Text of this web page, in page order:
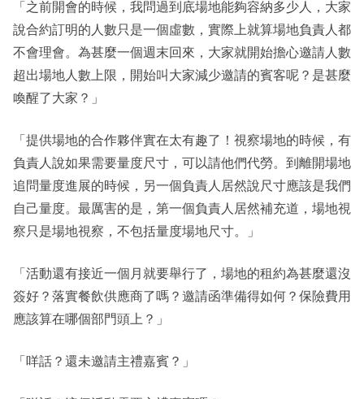
「之前開會的時候，我問過到底場地能夠容納多少人，大家
說合約訂明的人數只是一個虛數，實際上就算場地負責人都
不會理會。為甚麼一個週末回來，大家就開始擔心邀請人數
超出場地人數上限，開始叫大家減少邀請的賓客呢？是甚麼
喚醒了大家？」
「提供場地的合作夥伴實在太有趣了！視察場地的時候，有
負責人說如果需要量度尺寸，可以請他們代勞。到離開場地
追問量度進展的時候，另一個負責人居然說尺寸應該是我們
自己量度。最厲害的是，第一個負責人居然補充道，場地視
察只是場地視察，不包括量度場地尺寸。」
「活動還有接近一個月就要舉行了，場地的租約為甚麼還沒
簽好？落實餐飲供應商了嗎？邀請函準備得如何？保險費用
應該算在哪個部門頭上？」
「咩話？還未邀請主禮嘉賓？」